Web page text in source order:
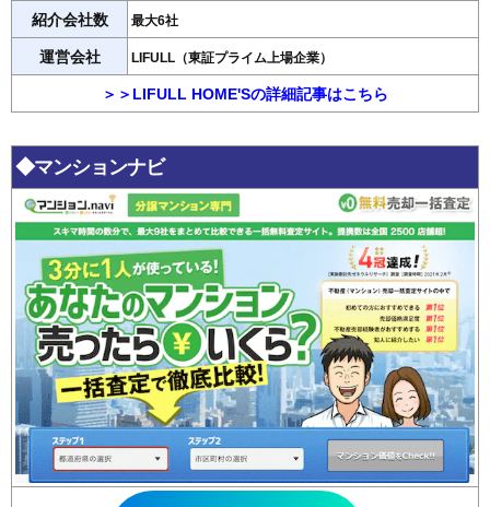
紹介会社数 最大6社
運営会社 LIFULL（東証プライム上場企業）
＞＞LIFULL HOME'Sの詳細記事はこちら
◆マンションナビ